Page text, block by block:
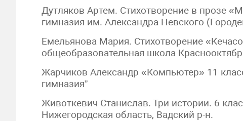
Дутляков Артем. Стихотворение в прозе
гимназия им. Александра Невского
Емельянова Мария. Стихотворение
общеобразовательная школа
Жарчиков Александр «Компьютер» 11
гимназия”
Животкевич Станислав. Три истории. 6
Нижегородская область, Вадский р-н.